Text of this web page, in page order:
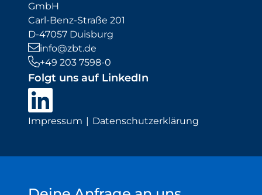
GmbH
Carl-Benz-Straße 201
D-47057 Duisburg
info@zbt.de
+49 203 7598-0
Folgt uns auf LinkedIn
Impressum Datenschutzerklärung